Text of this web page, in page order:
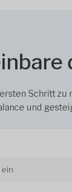
Schritt
und